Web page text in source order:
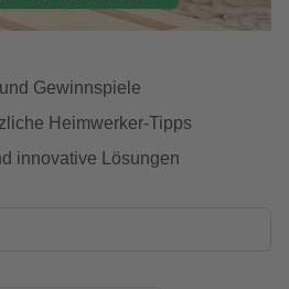
Gewinnspiele
Heimwerker-Tipps
innovative Lösungen